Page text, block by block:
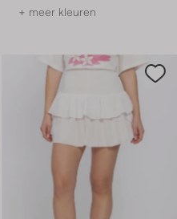
+ meer kleuren